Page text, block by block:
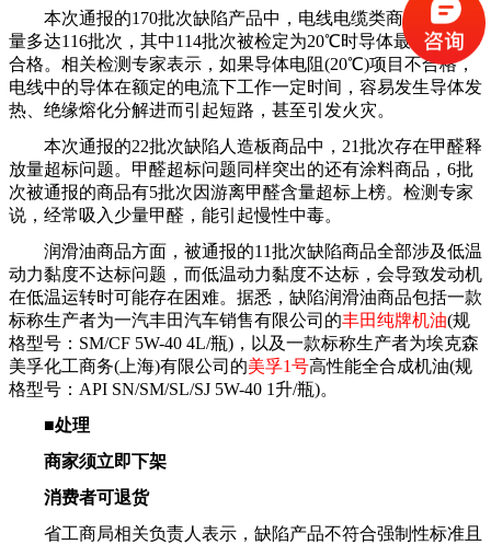
本次通报的170批次缺陷产品中，电线电缆类商品上榜数
量多达116批次，其中114批次被检定为20℃时导体最大电阻不
合格。相关检测专家表示，如果导体电阻(20℃)项目不合格，
电线中的导体在额定的电流下工作一定时间，容易发生导体发
热、绝缘熔化分解进而引起短路，甚至引发火灾。
本次通报的22批次缺陷人造板商品中，21批次存在甲醛释
放量超标问题。甲醛超标问题同样突出的还有涂料商品，6批
次被通报的商品有5批次因游离甲醛含量超标上榜。检测专家
说，经常吸入少量甲醛，能引起慢性中毒。
润滑油商品方面，被通报的11批次缺陷商品全部涉及低温
动力黏度不达标问题，而低温动力黏度不达标，会导致发动机
在低温运转时可能存在困难。据悉，缺陷润滑油商品包括一款
标称生产者为一汽丰田汽车销售有限公司的丰田纯牌机油(规
格型号：SM/CF 5W-40 4L/瓶)，以及一款标称生产者为埃克森
美孚化工商务(上海)有限公司的美孚1号高性能全合成机油(规
格型号：API SN/SM/SL/SJ 5W-40 1升/瓶)。
■处理
商家须立即下架
消费者可退货
省工商局相关负责人表示，缺陷产品不符合强制性标准且